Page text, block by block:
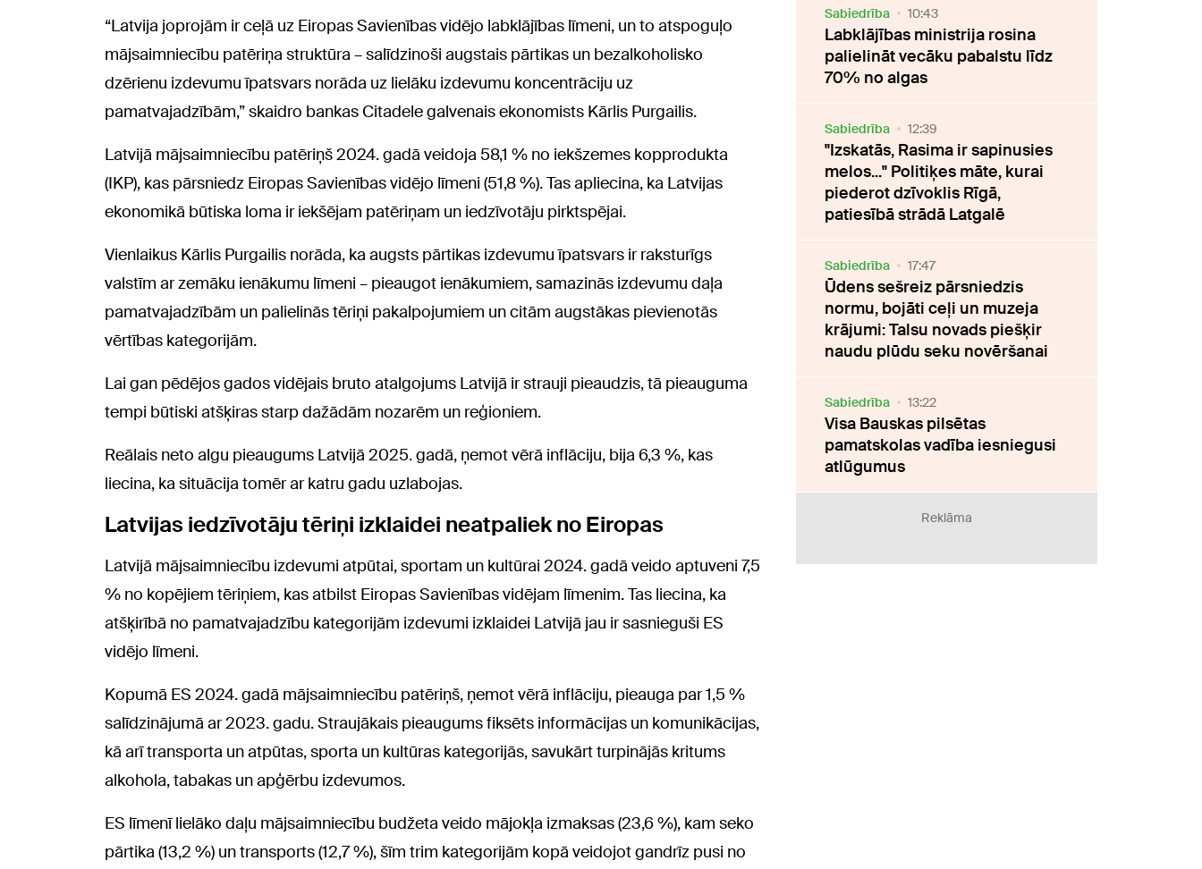
“Latvija joprojām ir ceļā uz Eiropas Savienības vidējo labklājības līmeni, un to atspoguļo
mājsaimniecību patēriņa struktūra – salīdzinoši augstais pārtikas un bezalkoholisko
dzērienu izdevumu īpatsvars norāda uz lielāku izdevumu koncentrāciju uz
pamatvajadzībām,” skaidro bankas Citadele galvenais ekonomists Kārlis Purgailis.
Latvijā mājsaimniecību patēriņš 2024. gadā veidoja 58,1 % no iekšzemes kopprodukta
(IKP), kas pārsniedz Eiropas Savienības vidējo līmeni (51,8 %). Tas apliecina, ka Latvijas
ekonomikā būtiska loma ir iekšējam patēriņam un iedzīvotāju pirktspējai.
Vienlaikus Kārlis Purgailis norāda, ka augsts pārtikas izdevumu īpatsvars ir raksturīgs
valstīm ar zemāku ienākumu līmeni – pieaugot ienākumiem, samazinās izdevumu daļa
pamatvajadzībām un palielinās tēriņi pakalpojumiem un citām augstākas pievienotās
vērtības kategorijām.
Lai gan pēdējos gados vidējais bruto atalgojums Latvijā ir strauji pieaudzis, tā pieauguma
tempi būtiski atšķiras starp dažādām nozarēm un reģioniem.
Reālais neto algu pieaugums Latvijā 2025. gadā, ņemot vērā inflāciju, bija 6,3 %, kas
liecina, ka situācija tomēr ar katru gadu uzlabojas.
Latvijas iedzīvotāju tēriņi izklaidei neatpaliek no Eiropas
Latvijā mājsaimniecību izdevumi atpūtai, sportam un kultūrai 2024. gadā veido aptuveni 7,5
% no kopējiem tēriņiem, kas atbilst Eiropas Savienības vidējam līmenim. Tas liecina, ka
atšķirībā no pamatvajadzību kategorijām izdevumi izklaidei Latvijā jau ir sasnieguši ES
vidējo līmeni.
Kopumā ES 2024. gadā mājsaimniecību patēriņš, ņemot vērā inflāciju, pieauga par 1,5 %
salīdzinājumā ar 2023. gadu. Straujākais pieaugums fiksēts informācijas un komunikācijas,
kā arī transporta un atpūtas, sporta un kultūras kategorijās, savukārt turpinājās kritums
alkohola, tabakas un apģērbu izdevumos.
ES līmenī lielāko daļu mājsaimniecību budžeta veido mājokļa izmaksas (23,6 %), kam seko
pārtika (13,2 %) un transports (12,7 %), šīm trim kategorijām kopā veidojot gandrīz pusi no
Sabiedrība 10:43
Labklājības ministrija rosina
palielināt vecāku pabalstu līdz
70% no algas
Sabiedrība 12:39
"Izskatās, Rasima ir sapinusies
melos..." Politiķes māte, kurai
piederot dzīvoklis Rīgā,
patiesībā strādā Latgalē
Sabiedrība 17:47
Ūdens sešreiz pārsniedzis
normu, bojāti ceļi un muzeja
krājumi: Talsu novads piešķir
naudu plūdu seku novēršanai
Sabiedrība 13:22
Visa Bauskas pilsētas
pamatskolas vadība iesniegusi
atlūgumus
Reklāma